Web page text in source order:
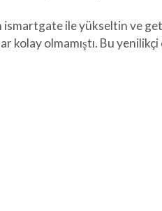
ismartgate ile yükseltin ve
kolay olmamıştı. Bu